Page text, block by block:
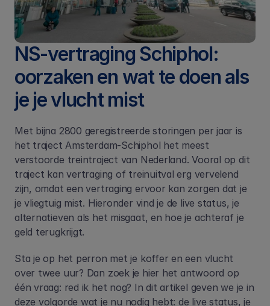
NS-vertraging Schiphol:
oorzaken en wat te doen als
je je vlucht mist
Met bijna 2800 geregistreerde storingen per jaar is
het traject Amsterdam-Schiphol het meest
verstoorde treintraject van Nederland. Vooral op dit
traject kan vertraging of treinuitval erg vervelend
zijn, omdat een vertraging ervoor kan zorgen dat je
je vliegtuig mist. Hieronder vind je de live status, je
alternatieven als het misgaat, en hoe je achteraf je
geld terugkrijgt.
Sta je op het perron met je koffer en een vlucht
over twee uur? Dan zoek je hier het antwoord op
één vraag: red ik het nog? In dit artikel geven we je in
deze volgorde wat je nu nodig hebt: de live status, je